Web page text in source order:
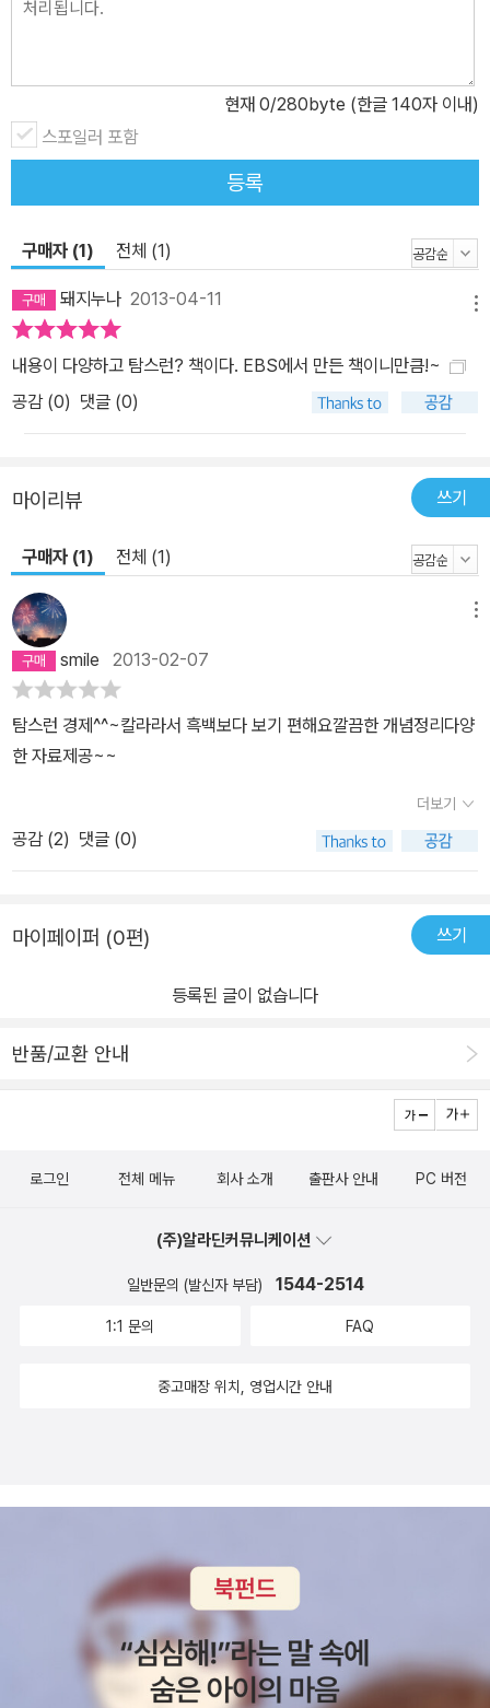
현재 0/280byte (한글 140자 이내)
스포일러 포함
등록
구매자 (1) 전체 (1)
돼지누나 2013-04-11
내용이 다양하고 탐스런? 책이다. EBS에서 만든 책이니만큼!~
공감 (0) 댓글 (0)
마이리뷰 쓰기
구매자 (1) 전체 (1)
smile 2013-02-07
탐스런 경제^^~칼라라서 흑백보다 보기 편해요깔끔한 개념정리다양
한 자료제공~~
더보기
공감 (2) 댓글 (0)
마이페이퍼 (0편) 쓰기
등록된 글이 없습니다
반품/교환 안내
로그인 전체 메뉴 회사 소개 출판사 안내 PC 버전
(주)알라딘커뮤니케이션
일반문의 (발신자 부담) 1544-2514
1:1 문의 FAQ
중고매장 위치, 영업시간 안내